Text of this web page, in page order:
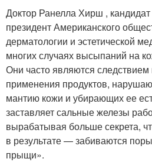
Доктор Ранелла Хирш ,
президент Американского
дерматологии и эстетической
многих случаях высыпаний на
Они часто являются
применения продуктов,
мантию кожи и убирающих ее
заставляет сальные железы
вырабатывая больше секрета,
в результате — забиваются
прыщи».